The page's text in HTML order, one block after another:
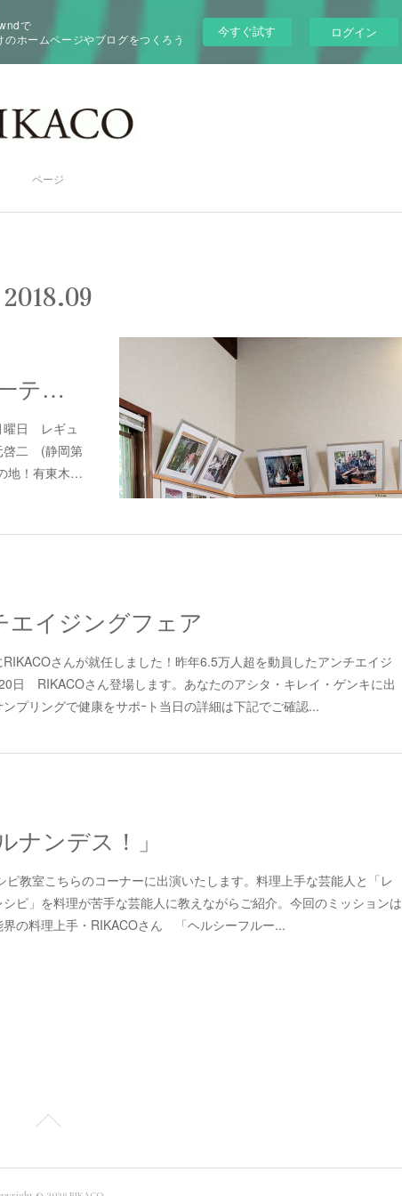
で
のホームページやブログをつくろう
今すぐ試す ログイン
ページ
2018.09
【O.A情報】10月より 静岡第一テレビ まるごと 毎週月曜日 レギュラー出演
曜日 レギュ
啓二 (静岡第
地！有東木…
エイジングフェア
さんが就任しました！昨年6.5万人超を動員したアンチエイジ
日 RIKACOさん登場します。あなたのアシタ・キレイ・ゲンキに出
プリングで健康をサポｰト当日の詳細は下記でご確認...
ナンデス！」
室こちらのコーナーに出演いたします。料理上手な芸能人と「レ
ピ」を料理が苦手な芸能人に教えながらご紹介。今回のミッションは
の料理上手・RIKACOさん 「ヘルシーフルー...